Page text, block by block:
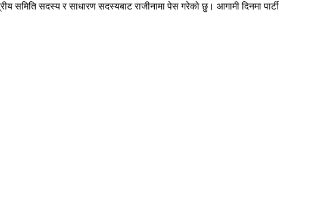
समिति सदस्य र साधारण सदस्यबाट राजीनामा पेस गरेको छु। आगामी दिनमा पार्टी